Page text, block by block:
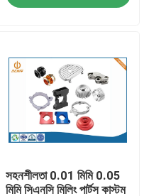
সহনশীলতা 0.01 মিমি 0.05
মিমি সিএনসি মিলিং পার্টস কাস্টম